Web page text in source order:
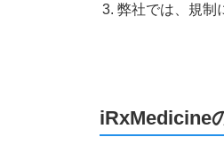
弊社では、規制
iRxMedicine